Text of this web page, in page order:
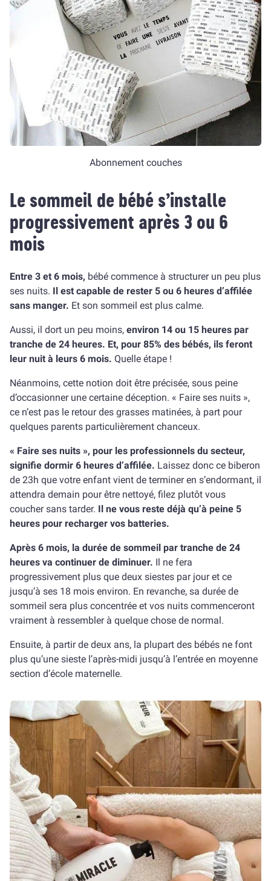
Abonnement couches
Le sommeil de bébé s’installe
progressivement après 3 ou 6
mois
Entre 3 et 6 mois, bébé commence à structurer un peu plus
ses nuits. Il est capable de rester 5 ou 6 heures d’affilée
sans manger. Et son sommeil est plus calme.
Aussi, il dort un peu moins, environ 14 ou 15 heures par
tranche de 24 heures. Et, pour 85% des bébés, ils feront
leur nuit à leurs 6 mois. Quelle étape !
Néanmoins, cette notion doit être précisée, sous peine
d’occasionner une certaine déception. « Faire ses nuits »,
ce n’est pas le retour des grasses matinées, à part pour
quelques parents particulièrement chanceux.
« Faire ses nuits », pour les professionnels du secteur,
signifie dormir 6 heures d’affilée. Laissez donc ce biberon
de 23h que votre enfant vient de terminer en s’endormant, il
attendra demain pour être nettoyé, filez plutôt vous
coucher sans tarder. Il ne vous reste déjà qu’à peine 5
heures pour recharger vos batteries.
Après 6 mois, la durée de sommeil par tranche de 24
heures va continuer de diminuer. Il ne fera
progressivement plus que deux siestes par jour et ce
jusqu’à ses 18 mois environ. En revanche, sa durée de
sommeil sera plus concentrée et vos nuits commenceront
vraiment à ressembler à quelque chose de normal.
Ensuite, à partir de deux ans, la plupart des bébés ne font
plus qu’une sieste l’après-midi jusqu’à l’entrée en moyenne
section d’école maternelle.